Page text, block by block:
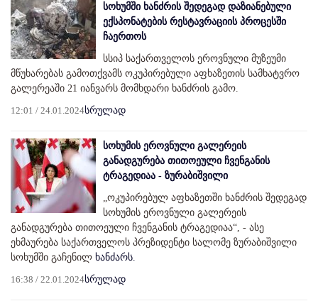
სოხუმში ხანძრის შედეგად დაზიანებული
ექსპონატების რესტავრაციის პროცესში
ჩაერთოს
სსიპ საქართველოს ეროვნული მუზეუმი
მწუხარებას გამოთქვამს ოკუპირებული აფხაზეთის სამხატვრო
გალერეაში 21 იანვარს მომხდარი ხანძრის გამო.
12:01 / 24.01.2024სრულად
სოხუმის ეროვნული გალერეის
განადგურება თითოეული ჩვენგანის
ტრაგედიაა - ზურაბიშვილი
„ოკუპირებულ აფხაზეთში ხანძრის შედეგად
სოხუმის ეროვნული გალერეის
განადგურება თითოეული ჩვენგანის ტრაგედიაა“, - ასე
ეხმაურება საქართველოს პრეზიდენტი სალომე ზურაბიშვილი
სოხუმში გაჩენილ ხანძარს.
16:38 / 22.01.2024სრულად